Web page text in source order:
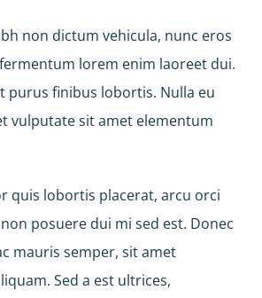
non dictum vehicula, nunc eros
lorem enim laoreet dui.
purus finibus lobortis. Nulla eu
vulputate sit amet elementum
quis lobortis placerat, arcu orci
posuere dui mi sed est. Donec
mauris semper, sit amet
Sed a est ultrices,